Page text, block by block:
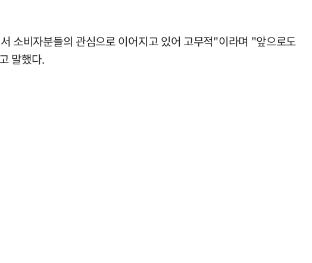
소비자분들의 관심으로 이어지고 있어 고무적"이라며 "앞으로도
말했다.